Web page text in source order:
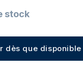
stock
dès que disponible